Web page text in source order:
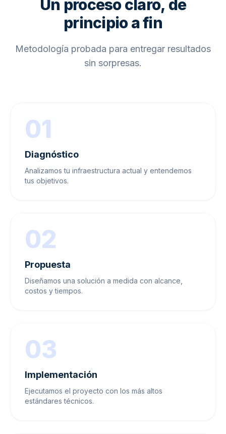
Un proceso claro, de
principio a fin
Metodología probada para entregar resultados
sin sorpresas.
01
Diagnóstico
Analizamos tu infraestructura actual y entendemos
tus objetivos.
02
Propuesta
Diseñamos una solución a medida con alcance,
costos y tiempos.
03
Implementación
Ejecutamos el proyecto con los más altos
estándares técnicos.